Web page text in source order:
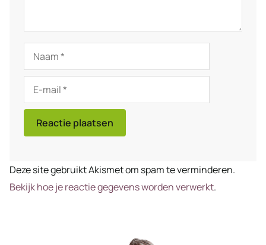
Naam
mail
Deze site gebruikt Akismet om spam te verminderen.
Bekijk hoe je reactie gegevens worden verwerkt.